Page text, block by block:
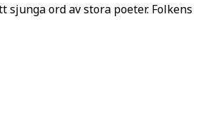
ord av stora poeter. Folkens